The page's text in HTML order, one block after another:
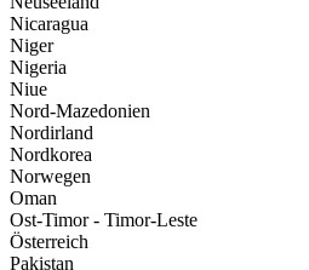
Nicaragua
Niger
Nigeria
Niue
Nord-Mazedonien
Nordirland
Nordkorea
Norwegen
Oman
Ost-Timor - Timor-Leste
Österreich
Pakistan